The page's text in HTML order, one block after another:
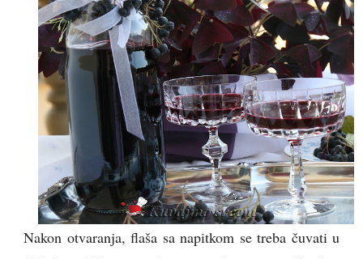
Nakon otvaranja, flaša sa napitkom se treba čuvati u